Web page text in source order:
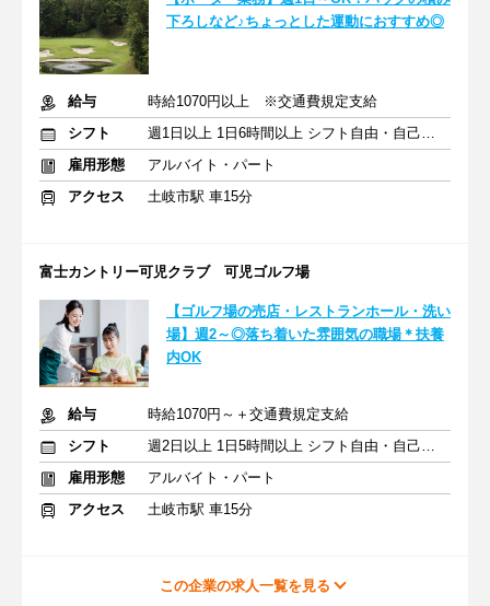
下ろしなど♪ちょっとした運動におすすめ◎
給与
時給1070円以上 ※交通費規定支給
シフト
週1日以上 1日6時間以上 シフト自由・自己申告
雇用形態
アルバイト・パート
アクセス
土岐市駅 車15分
富士カントリー可児クラブ 可児ゴルフ場
【ゴルフ場の売店・レストランホール・洗い
場】週2～◎落ち着いた雰囲気の職場＊扶養
内OK
給与
時給1070円～＋交通費規定支給
シフト
週2日以上 1日5時間以上 シフト自由・自己申告
雇用形態
アルバイト・パート
アクセス
土岐市駅 車15分
この企業の求人一覧を見る